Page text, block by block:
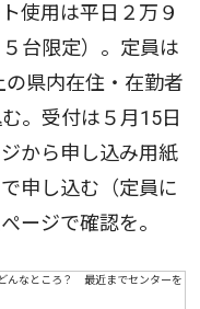
使用は平日２万９
台限定）。定員は
県内在住・在勤者
。受付は５月15日
から申し込み用紙
申し込む（定員に
ージで確認を。